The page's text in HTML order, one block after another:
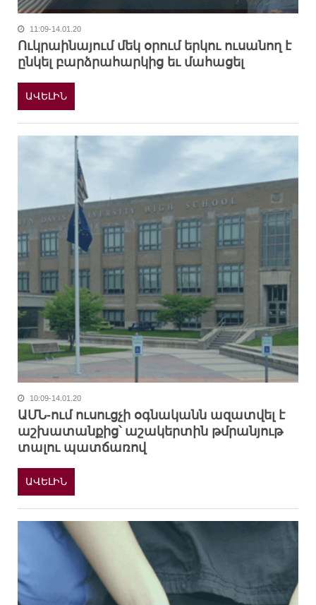
11:09-14.01.20
Ուկրաինայում մեկ օրում երկու ուսանող է
ընկել բարձրահարկից եւ մահացել
ԱՎԵԼԻՆ
10:09-14.01.20
ԱՄՆ-ում ուսուցչի օգնականն ազատվել է
աշխատանքից՝ աշակերտին թմրանյութ
տալու պատճառով
ԱՎԵԼԻՆ